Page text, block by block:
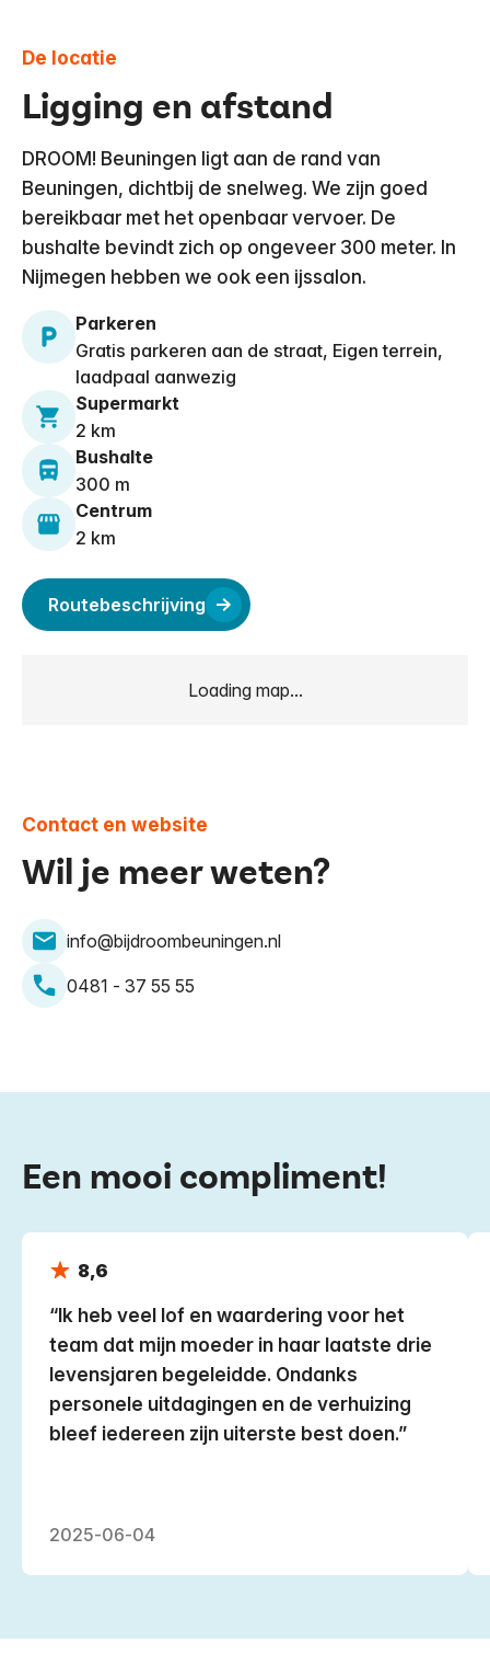
De locatie
Ligging en afstand
​DROOM! Beuningen ligt aan de rand van
Beuningen, dichtbij de snelweg. We zijn goed
bereikbaar met het openbaar vervoer. De
bushalte bevindt zich op ongeveer 300 meter. In
Nijmegen hebben we ook een ijssalon.
Parkeren
Gratis parkeren aan de straat, Eigen terrein,
laadpaal aanwezig
Supermarkt
2 km
Bushalte
300 m
Centrum
2 km
Routebeschrijving
Loading map...
Contact en website
Wil je meer weten?
info@bijdroombeuningen.nl
0481 - 37 55 55
Een mooi compliment!
8,6
Ik heb veel lof en waardering voor het
team dat mijn moeder in haar laatste drie
levensjaren begeleidde. Ondanks
personele uitdagingen en de verhuizing
bleef iedereen zijn uiterste best doen.
2025-06-04